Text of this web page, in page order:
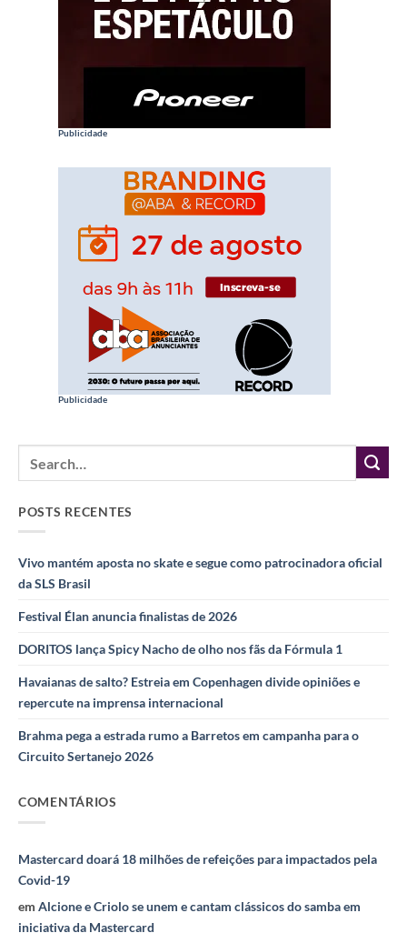
Publicidade
Publicidade
POSTS RECENTES
Vivo mantém aposta no skate e segue como patrocinadora oficial
da SLS Brasil
Festival Élan anuncia finalistas de 2026
DORITOS lança Spicy Nacho de olho nos fãs da Fórmula 1
Havaianas de salto? Estreia em Copenhagen divide opiniões e
repercute na imprensa internacional
Brahma pega a estrada rumo a Barretos em campanha para o
Circuito Sertanejo 2026
COMENTÁRIOS
Mastercard doará 18 milhões de refeições para impactados pela
Covid-19
em Alcione e Criolo se unem e cantam clássicos do samba em
iniciativa da Mastercard